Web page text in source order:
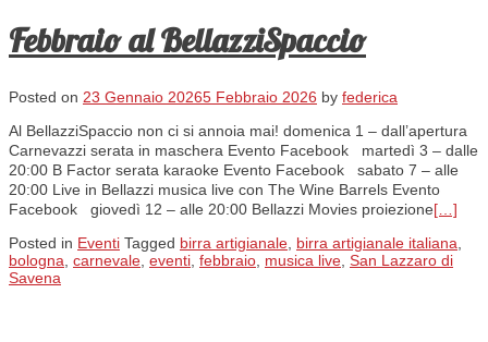
Febbraio al BellazziSpaccio
Posted on 23 Gennaio 20265 Febbraio 2026 by federica
Al BellazziSpaccio non ci si annoia mai! domenica 1 – dall’apertura
Carnevazzi serata in maschera Evento Facebook martedì 3 – dalle
20:00 B Factor serata karaoke Evento Facebook sabato 7 – alle
20:00 Live in Bellazzi musica live con The Wine Barrels Evento
Facebook giovedì 12 – alle 20:00 Bellazzi Movies proiezione[…]
Posted in Eventi Tagged birra artigianale birra artigianale italiana
bologna carnevale eventi febbraio musica live San Lazzaro di
Savena